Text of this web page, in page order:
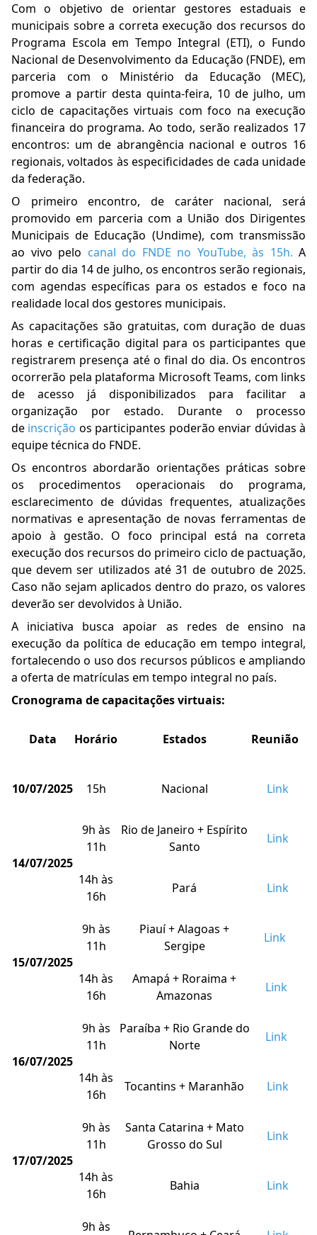
Com o objetivo de orientar gestores estaduais e
municipais sobre a correta execução dos recursos do
Programa Escola em Tempo Integral (ETI), o Fundo
Nacional de Desenvolvimento da Educação (FNDE), em
parceria com o Ministério da Educação (MEC),
promove a partir desta quinta-feira, 10 de julho, um
ciclo de capacitações virtuais com foco na execução
financeira do programa. Ao todo, serão realizados 17
encontros: um de abrangência nacional e outros 16
regionais, voltados às especificidades de cada unidade
da federação.
O primeiro encontro, de caráter nacional, será
promovido em parceria com a União dos Dirigentes
Municipais de Educação (Undime), com transmissão
ao vivo pelo canal do FNDE no YouTube, às 15h. A
partir do dia 14 de julho, os encontros serão regionais,
com agendas específicas para os estados e foco na
realidade local dos gestores municipais.
As capacitações são gratuitas, com duração de duas
horas e certificação digital para os participantes que
registrarem presença até o final do dia. Os encontros
ocorrerão pela plataforma Microsoft Teams, com links
de acesso já disponibilizados para facilitar a
organização por estado. Durante o processo
de inscrição os participantes poderão enviar dúvidas à
equipe técnica do FNDE.
Os encontros abordarão orientações práticas sobre
os procedimentos operacionais do programa,
esclarecimento de dúvidas frequentes, atualizações
normativas e apresentação de novas ferramentas de
apoio à gestão. O foco principal está na correta
execução dos recursos do primeiro ciclo de pactuação,
que devem ser utilizados até 31 de outubro de 2025.
Caso não sejam aplicados dentro do prazo, os valores
deverão ser devolvidos à União.
A iniciativa busca apoiar as redes de ensino na
execução da política de educação em tempo integral,
fortalecendo o uso dos recursos públicos e ampliando
a oferta de matrículas em tempo integral no país.
Cronograma de capacitações virtuais:
Data Horário Estados Reunião
10/07/2025 15h Nacional Link
14/07/2025
9h às
11h
Rio de Janeiro + Espírito
Santo
Link
14h às
16h
Pará Link
15/07/2025
9h às
11h
Piauí + Alagoas +
Sergipe
Link
14h às
16h
Amapá + Roraima +
Amazonas
Link
16/07/2025
9h às
11h
Paraíba + Rio Grande do
Norte
Link
14h às
16h
Tocantins + Maranhão Link
17/07/2025
9h às
11h
Santa Catarina + Mato
Grosso do Sul
Link
14h às
16h
Bahia Link
9h às